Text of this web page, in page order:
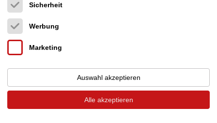
Pro-Ject X2 mit Ortofon 2M Silver; Schwar...
1.099 €
Sicherheit
Werbung
Marketing
Auswahl akzeptieren
Alle akzeptieren